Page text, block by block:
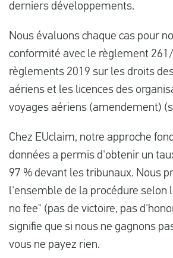
derniers développements.
Nous évaluons chaque cas pour
conformité avec le règlement
règlements 2019 sur les droits
aériens et les licences des
voyages aériens (amendement)
Chez EUclaim, notre approche
données a permis d'obtenir un
97 % devant les tribunaux. Nous
l'ensemble de la procédure selon
no fee" (pas de victoire, pas
signifie que si nous ne gagnons
vous ne payez rien.